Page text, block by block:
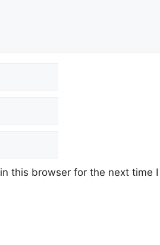
this browser for the next time